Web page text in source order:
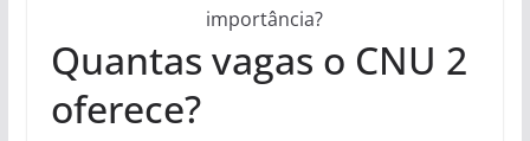
importância?
Quantas vagas o CNU 2
oferece?